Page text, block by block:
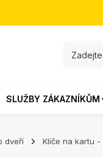
SLUŽBY ZÁKAZNÍKŮM
dveří Klíče na kartu